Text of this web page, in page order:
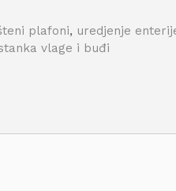
plafoni, uredjenje
vlage i buđi